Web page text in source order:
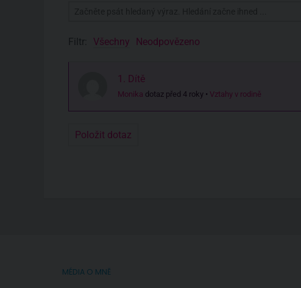
Filtr: Všechny Neodpovězeno
1. Dítě
Monika dotaz před 4 roky • Vztahy v rodině
Položit dotaz
MÉDIA O MNĚ